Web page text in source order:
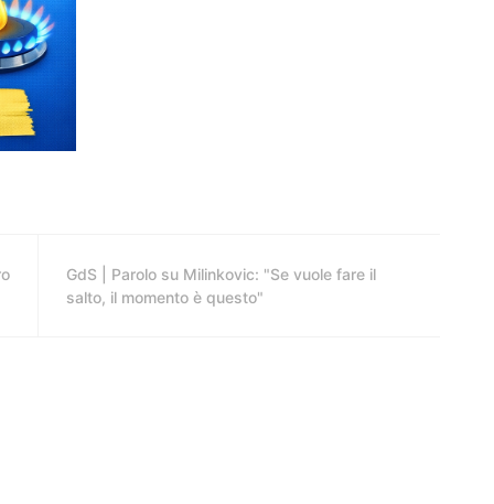
GdS | Parolo su Milinkovic: "Se vuole fare il
salto, il momento è questo"